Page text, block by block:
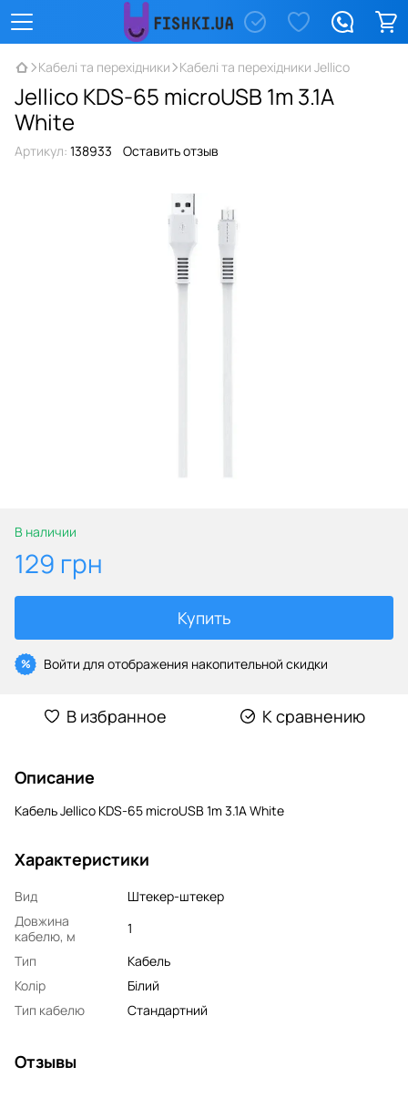
Кабелі та перехідники Кабелі та перехідники Jellico
Jellico KDS-65 microUSB 1m 3.1A
White
Артикул: 138933 Оставить отзыв
В наличии
129 грн
Купить
% Войти для отображения накопительной скидки
В избранное К сравнению
Описание
Кабель Jellico KDS-65 microUSB 1m 3.1A White
Характеристики
Вид
Штекер-штекер
Довжина
кабелю, м
1
Тип
Кабель
Колір
Білий
Тип кабелю
Стандартний
Отзывы